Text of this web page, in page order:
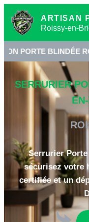
ARTISAN
Roissy-en-
ROISSY-EN-
SERRURIER
Serrurier
sécurisez votre
certifiée et un